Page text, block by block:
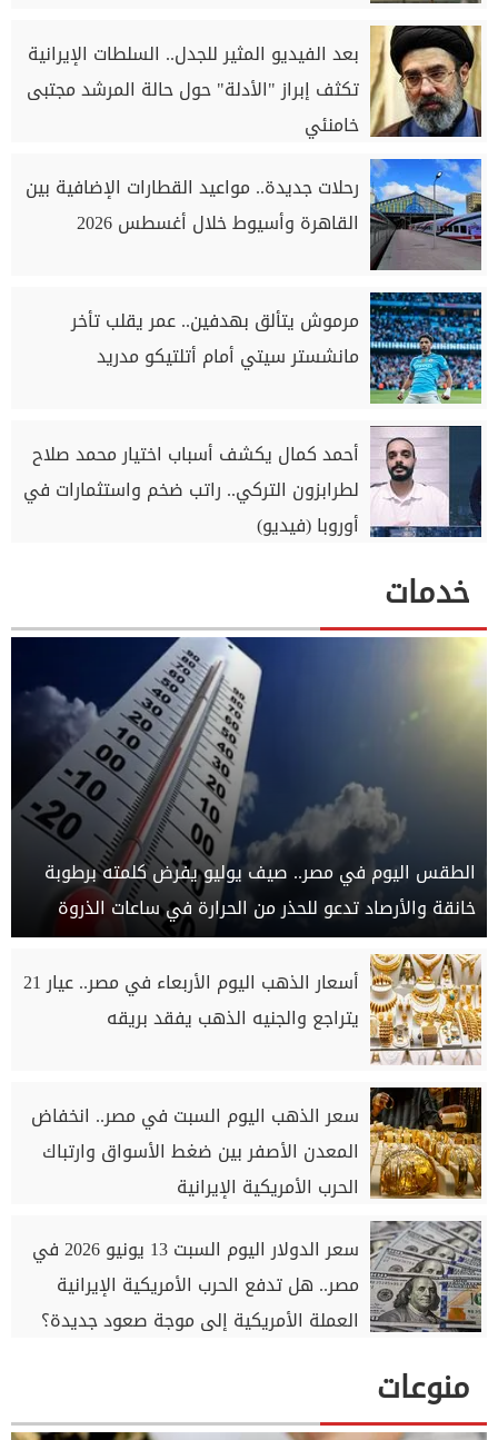
بعد الفيديو المثير للجدل.. السلطات الإيرانية
تكثف إبراز "الأدلة" حول حالة المرشد مجتبى
خامنئي
رحلات جديدة.. مواعيد القطارات الإضافية بين
القاهرة وأسيوط خلال أغسطس 2026
مرموش يتألق بهدفين.. عمر يقلب تأخر
مانشستر سيتي أمام أتلتيكو مدريد
أحمد كمال يكشف أسباب اختيار محمد صلاح
لطرابزون التركي.. راتب ضخم واستثمارات في
أوروبا (فيديو)
خدمات
الطقس اليوم في مصر.. صيف يوليو يفرض كلمته برطوبة
خانقة والأرصاد تدعو للحذر من الحرارة في ساعات الذروة
أسعار الذهب اليوم الأربعاء في مصر.. عيار 21
يتراجع والجنيه الذهب يفقد بريقه
سعر الذهب اليوم السبت في مصر.. انخفاض
المعدن الأصفر بين ضغط الأسواق وارتباك
الحرب الأمريكية الإيرانية
سعر الدولار اليوم السبت 13 يونيو 2026 في
مصر.. هل تدفع الحرب الأمريكية الإيرانية
العملة الأمريكية إلى موجة صعود جديدة؟
منوعات